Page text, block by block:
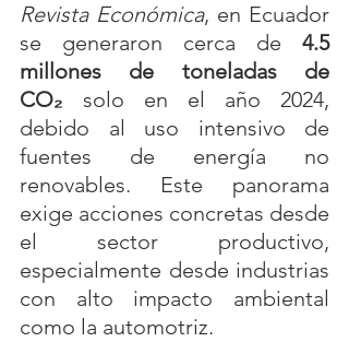
Revista Económica, en Ecuador
se generaron cerca de 4.5
millones de toneladas de
CO₂ solo en el año 2024,
debido al uso intensivo de
fuentes de energía no
renovables. Este panorama
exige acciones concretas desde
el sector productivo,
especialmente desde industrias
con alto impacto ambiental
como la automotriz.